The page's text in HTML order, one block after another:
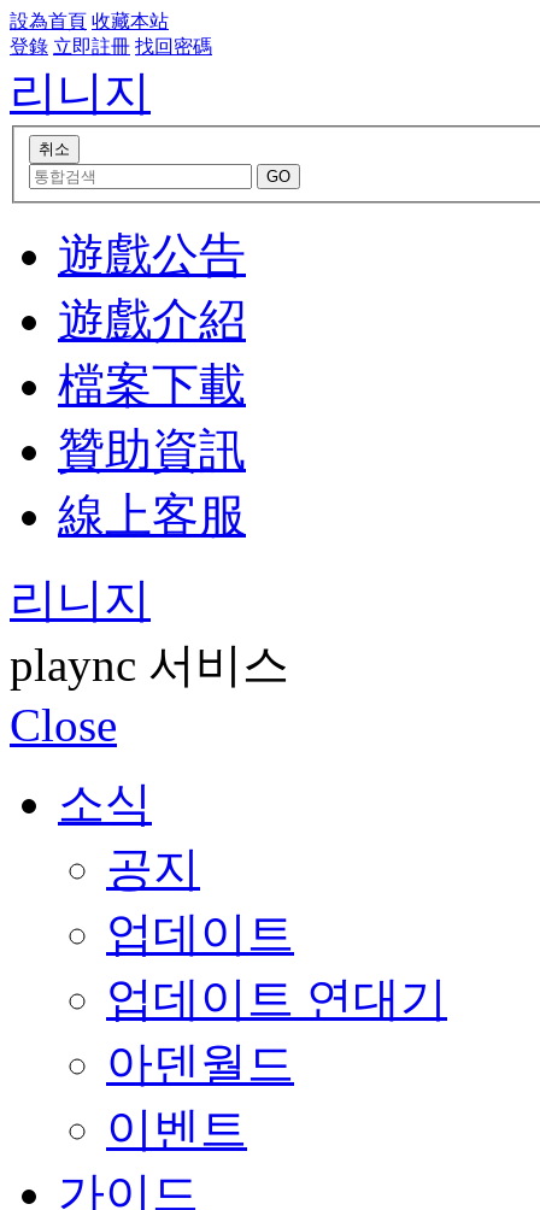
設為首頁 收藏本站
登錄 立即註冊 找回密碼
리니지
遊戲公告
遊戲介紹
檔案下載
贊助資訊
線上客服
리니지
plaync 서비스
Close
소식
공지
업데이트
업데이트 연대기
아덴월드
이벤트
가이드